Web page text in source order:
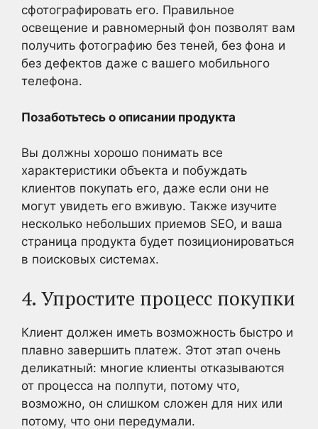
сфотографировать его. Правильное
освещение и равномерный фон позволят вам
получить фотографию без теней, без фона и
без дефектов даже с вашего мобильного
телефона.
Позаботьтесь о описании продукта
Вы должны хорошо понимать все
характеристики объекта и побуждать
клиентов покупать его, даже если они не
могут увидеть его вживую. Также изучите
несколько небольших приемов SEO, и ваша
страница продукта будет позиционироваться
в поисковых системах.
4. Упростите процесс покупки
Клиент должен иметь возможность быстро и
плавно завершить платеж. Этот этап очень
деликатный: многие клиенты отказываются
от процесса на полпути, потому что,
возможно, он слишком сложен для них или
потому, что они передумали.